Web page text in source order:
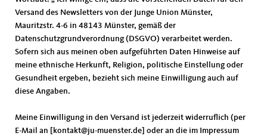
Versand des Newsletters von der Junge Union Münster,
Mauritzstr. 4-6 in 48143 Münster, gemäß der
Datenschutzgrundverordnung (DSGVO) verarbeitet werden.
Sofern sich aus meinen oben aufgeführten Daten Hinweise auf
meine ethnische Herkunft, Religion, politische Einstellung oder
Gesundheit ergeben, bezieht sich meine Einwilligung auch auf
diese Angaben.
Meine Einwilligung in den Versand ist jederzeit widerruflich (per
E-Mail an [kontakt@ju-muenster.de] oder an die im Impressum